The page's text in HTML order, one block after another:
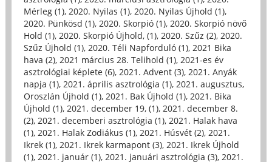
Mérleg (1), 2020. Nyilas (1), 2020. Nyilas Újhold (1),
2020. Pünkösd (1), 2020. Skorpió (1), 2020. Skorpió növő
Hold (1), 2020. Skorpió Újhold, (1), 2020. Szűz (2), 2020.
Szűz Újhold (1), 2020. Téli Napforduló (1), 2021 Bika
hava (2), 2021 március 28. Telihold (1), 2021-es év
asztrológiai képlete (6), 2021. Advent (3), 2021. Anyák
napja (1), 2021. április asztrológia (1), 2021. augusztus,
Oroszlán Újhold (1), 2021. Bak Újhold (1), 2021. Bika
Újhold (1), 2021. december 19, (1), 2021. december 8.
(2), 2021. decemberi asztrológia (1), 2021. Halak hava
(1), 2021. Halak Zodiákus (1), 2021. Húsvét (2), 2021.
Ikrek (1), 2021. Ikrek karmapont (3), 2021. Ikrek Újhold
(1), 2021. január (1), 2021. januári asztrológia (3), 2021.